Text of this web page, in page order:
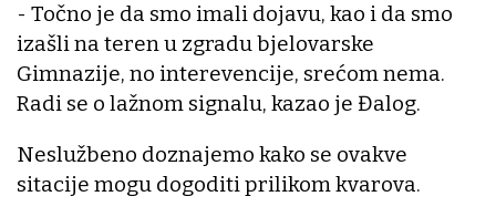
- Točno je da smo imali dojavu, kao i da smo
izašli na teren u zgradu bjelovarske
Gimnazije, no interevencije, srećom nema.
Radi se o lažnom signalu, kazao je Đalog.
Neslužbeno doznajemo kako se ovakve
sitacije mogu dogoditi prilikom kvarova.